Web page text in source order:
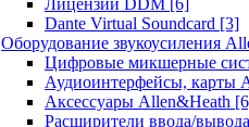
Лицензии DDM [6]
Dante Virtual Soundcard [3]
Оборудование звукоусиления
Цифровые микшерные
Аудиоинтерфейсы, карты
Аксессуары Allen&Heath
Расширители ввода/